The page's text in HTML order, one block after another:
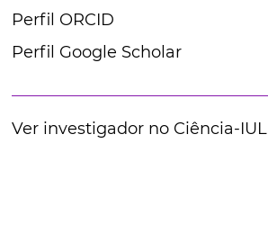
Perfil ORCID
Perfil Google Scholar
Ver investigador no Ciência-IUL